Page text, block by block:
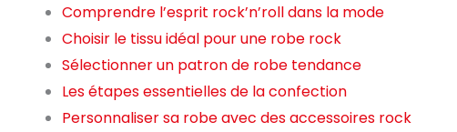
Comprendre l’esprit rock’n’roll dans la mode
Choisir le tissu idéal pour une robe rock
Sélectionner un patron de robe tendance
Les étapes essentielles de la confection
Personnaliser sa robe avec des accessoires rock